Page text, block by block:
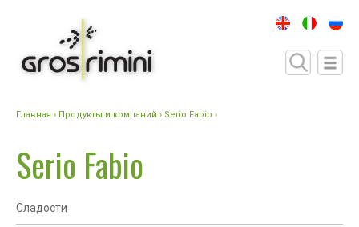
Главная › Продукты и компаний › Serio Fabio ›
Serio Fabio
Сладости